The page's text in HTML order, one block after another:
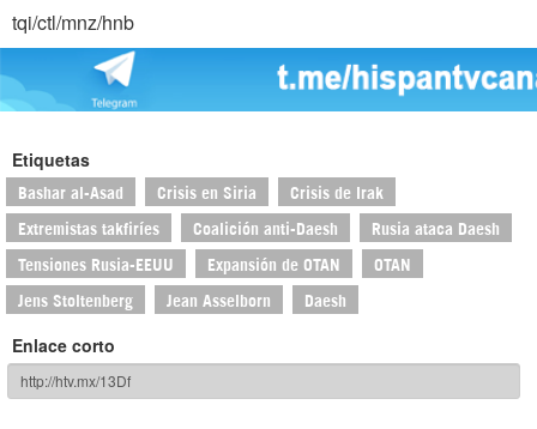
tqi/ctl/mnz/hnb
Etiquetas
Bashar al-Asad Crisis en Siria Crisis de Irak
Extremistas takfiríes Coalición anti-Daesh Rusia ataca Daesh
Tensiones Rusia-EEUU Expansión de OTAN OTAN
Jens Stoltenberg Jean Asselborn Daesh
Enlace corto